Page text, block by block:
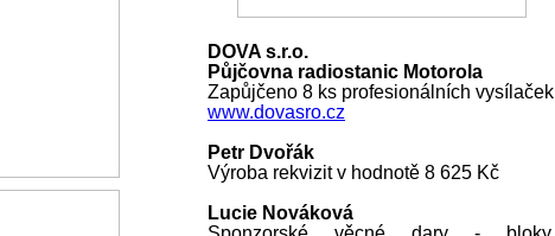
DOVA s.r.o.
Půjčovna radiostanic Motorola
Zapůjčeno 8 ks profesionálních vysílaček
www.dovasro.cz
Petr Dvořák
Výroba rekvizit v hodnotě 8 625 Kč
Lucie Nováková